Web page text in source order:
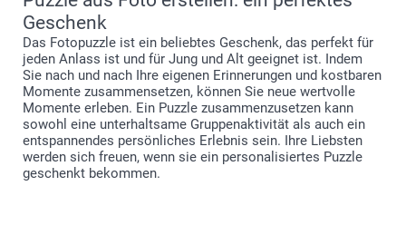
Geschenk
Das Fotopuzzle ist ein beliebtes Geschenk, das perfekt für
jeden Anlass ist und für Jung und Alt geeignet ist. Indem
Sie nach und nach Ihre eigenen Erinnerungen und kostbaren
Momente zusammensetzen, können Sie neue wertvolle
Momente erleben. Ein Puzzle zusammenzusetzen kann
sowohl eine unterhaltsame Gruppenaktivität als auch ein
entspannendes persönliches Erlebnis sein. Ihre Liebsten
werden sich freuen, wenn sie ein personalisiertes Puzzle
geschenkt bekommen.